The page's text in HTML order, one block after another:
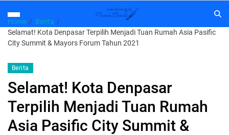
Home
Berita
Selamat! Kota Denpasar Terpilih Menjadi Tuan Rumah Asia Pasific
City Summit & Mayors Forum Tahun 2021
Berita
Selamat! Kota Denpasar
Terpilih Menjadi Tuan Rumah
Asia Pasific City Summit &